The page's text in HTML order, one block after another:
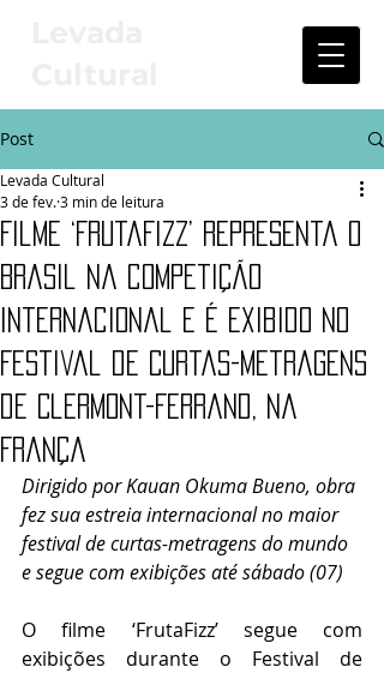
Post
Filme ‘FrutaFizz’ representa o
Brasil na competição
internacional e é exibido no
Festival de Curtas-Metragens
de Clermont-Ferrand, na
França
Levada Cultural
3 de fev.3 min de leitura
Dirigido por Kauan Okuma Bueno, obra
fez sua estreia internacional no maior
festival de curtas-metragens do mundo
e segue com exibições até sábado (07)
O filme ‘FrutaFizz’ segue com
exibições durante o Festival de